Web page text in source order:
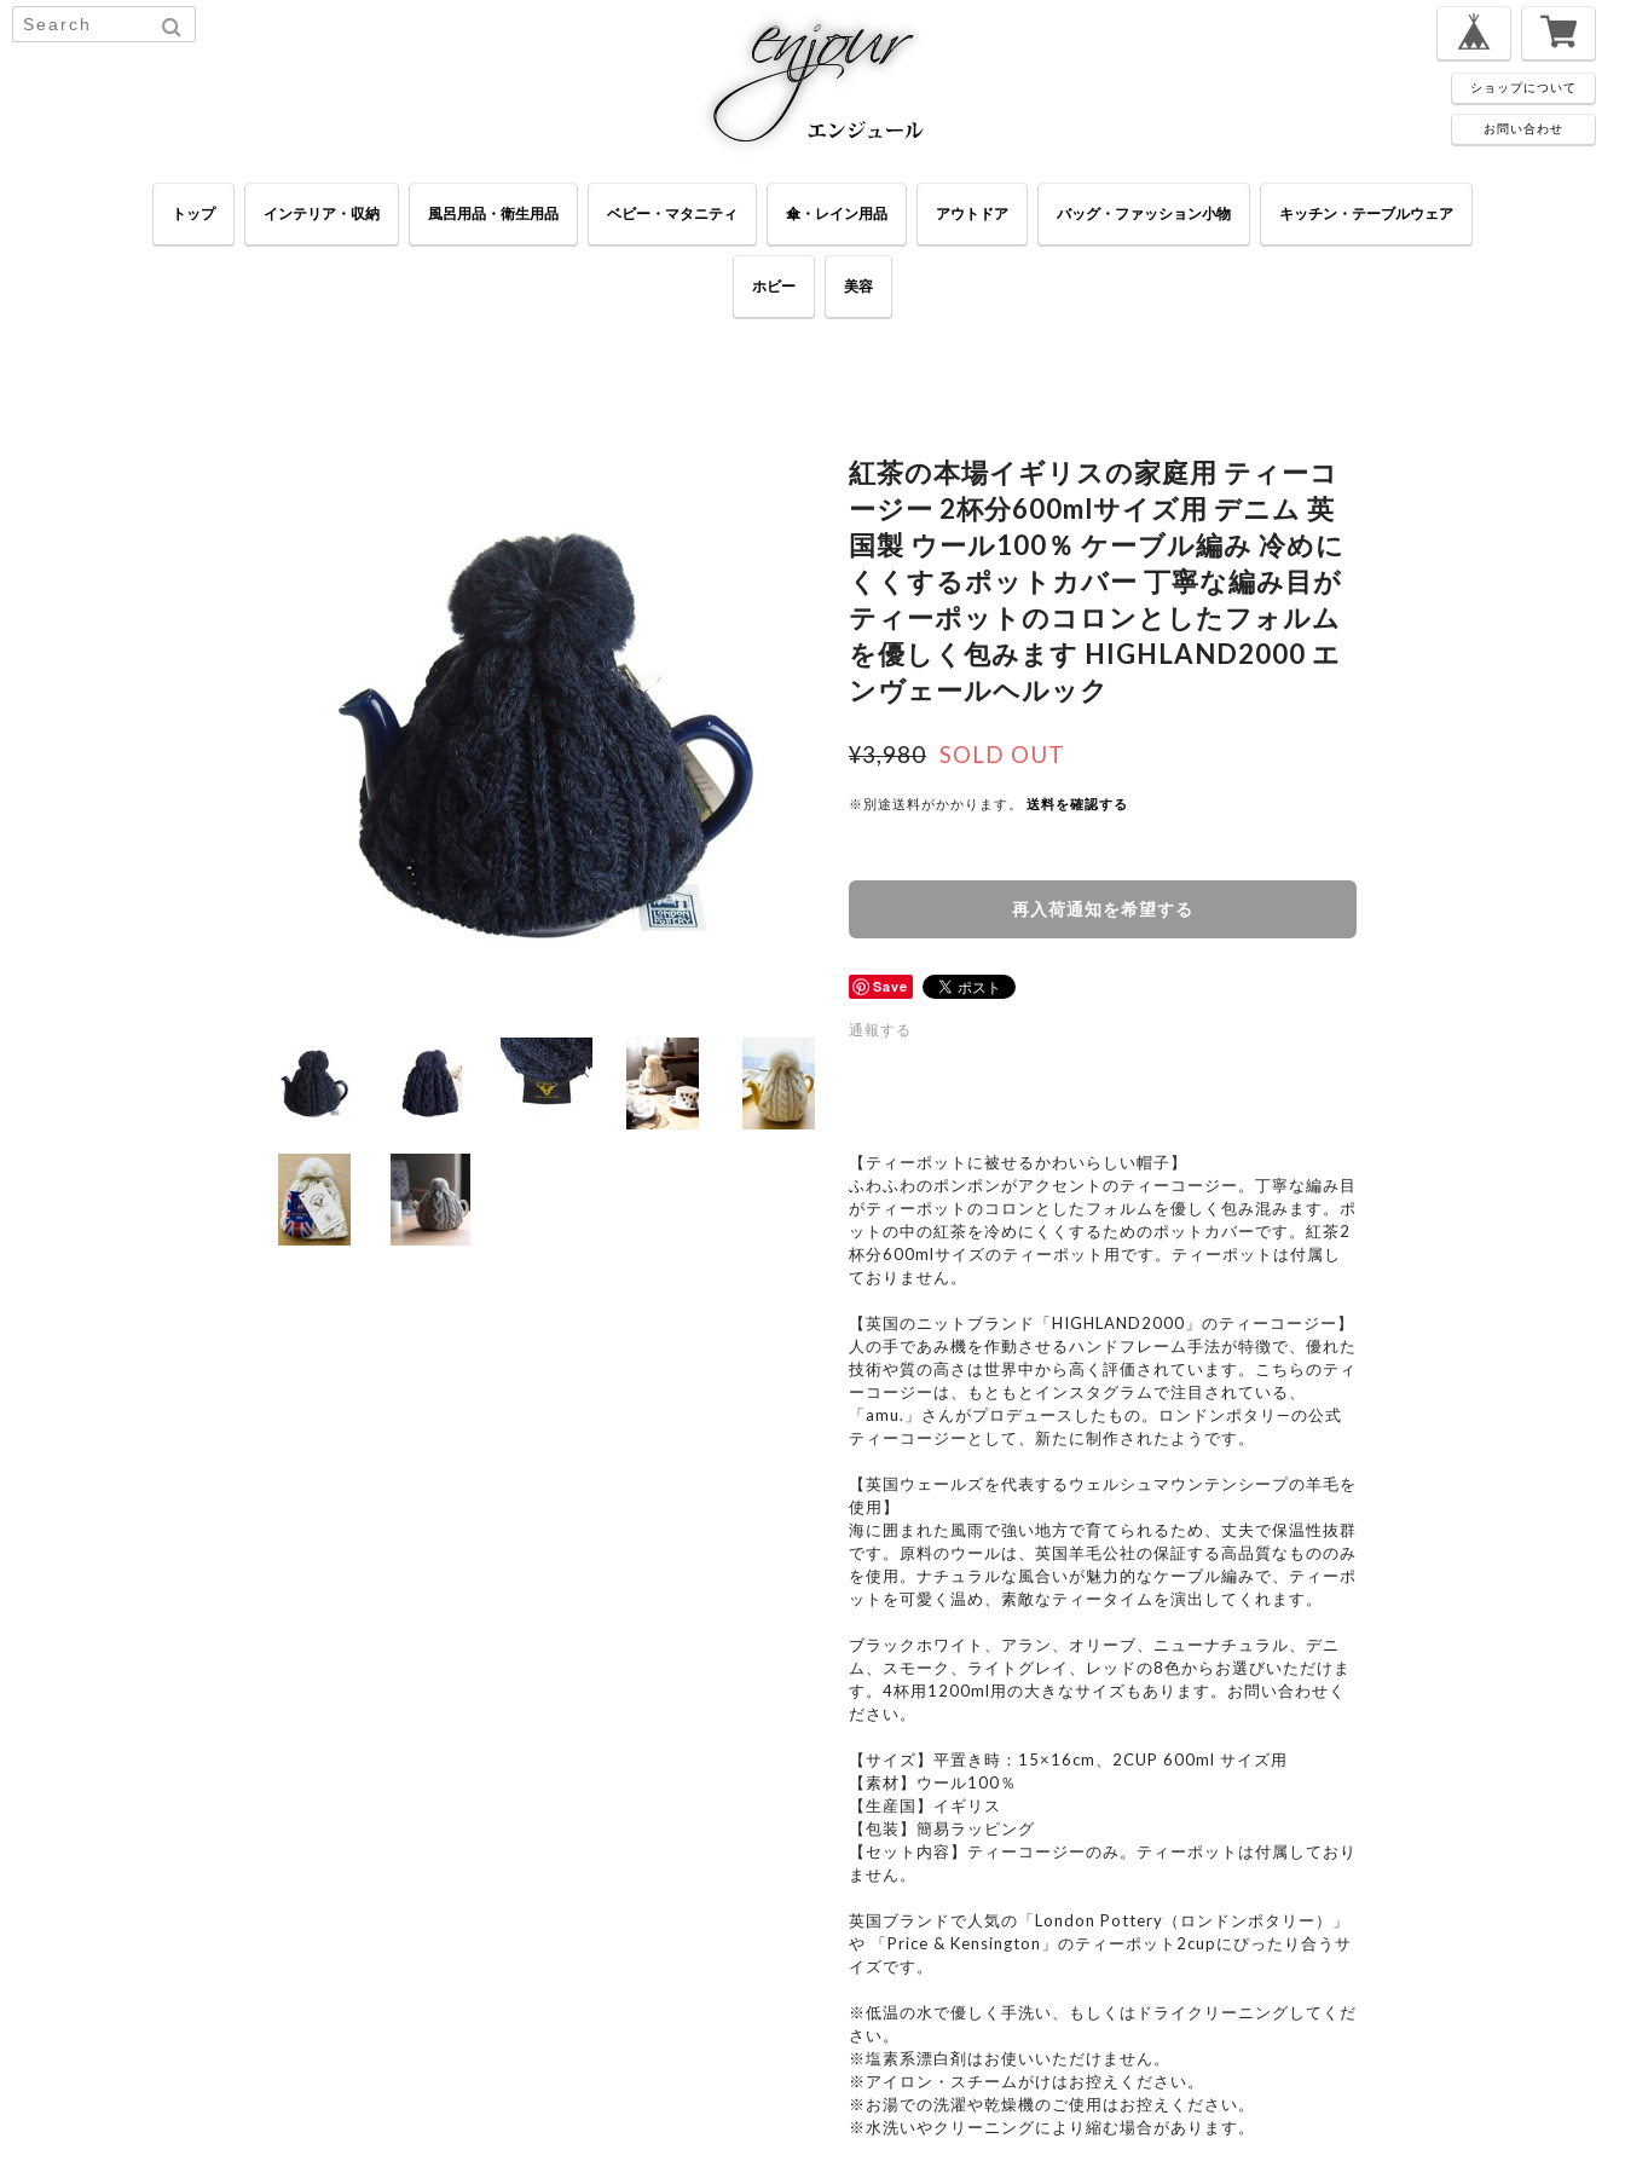
ショップについて
お問い合わせ
トップ インテリア・収納 風呂用品・衛生用品 ベビー・マタニティ 傘・レイン用品 アウトドア バッグ・ファッション小物 キッチン・テーブルウェア
ホビー 美容
紅茶の本場イギリスの家庭用 ティーコ
ージー 2杯分600mlサイズ用 デニム 英
国製 ウール100％ ケーブル編み 冷めに
くくするポットカバー 丁寧な編み目が
ティーポットのコロンとしたフォルム
を優しく包みます HIGHLAND2000 エ
ンヴェールヘルック
¥3,980 SOLD OUT
※別途送料がかかります。 送料を確認する
再入荷通知を希望する
Save
通報する
【ティーポットに被せるかわいらしい帽子】
ふわふわのポンポンがアクセントのティーコージー。丁寧な編み目
がティーポットのコロンとしたフォルムを優しく包み混みます。ポ
ットの中の紅茶を冷めにくくするためのポットカバーです。紅茶2
杯分600mlサイズのティーポット用です。ティーポットは付属し
ておりません。
【英国のニットブランド「HIGHLAND2000」のティーコージー】
人の手であみ機を作動させるハンドフレーム手法が特徴で、優れた
技術や質の高さは世界中から高く評価されています。こちらのティ
ーコージーは、もともとインスタグラムで注目されている、
「amu.」さんがプロデュースしたもの。ロンドンポタリ—の公式
ティーコージーとして、新たに制作されたようです。
【英国ウェールズを代表するウェルシュマウンテンシープの羊毛を
使用】
海に囲まれた風雨で強い地方で育てられるため、丈夫で保温性抜群
です。原料のウールは、英国羊毛公社の保証する高品質なもののみ
を使用。ナチュラルな風合いが魅力的なケーブル編みで、ティーポ
ットを可愛く温め、素敵なティータイムを演出してくれます。
ブラックホワイト、アラン、オリーブ、ニューナチュラル、デニ
ム、スモーク、ライトグレイ、レッドの8色からお選びいただけま
す。4杯用1200ml用の大きなサイズもあります。お問い合わせく
ださい。
【サイズ】平置き時：15×16cm、2CUP 600ml サイズ用
【素材】ウール100％
【生産国】イギリス
【包装】簡易ラッピング
【セット内容】ティーコージーのみ。ティーポットは付属しており
ません。
英国ブランドで人気の「London Pottery（ロンドンポタリー）」
や 「Price & Kensington」のティーポット2cupにぴったり合うサ
イズです。
※低温の水で優しく手洗い、もしくはドライクリーニングしてくだ
さい。
※塩素系漂白剤はお使いいただけません。
※アイロン・スチームがけはお控えください。
※お湯での洗濯や乾燥機のご使用はお控えください。
※水洗いやクリーニングにより縮む場合があります。